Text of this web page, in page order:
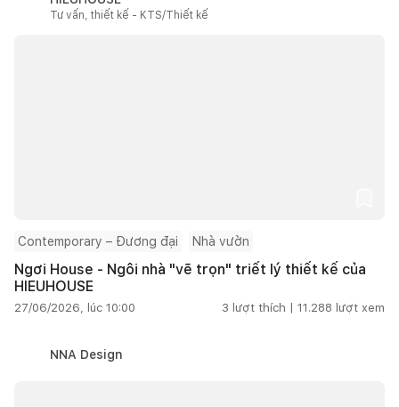
Tư vấn, thiết kế - KTS/Thiết kế
Contemporary – Đương đại Nhà vườn
Ngơi House - Ngôi nhà "vẽ trọn" triết lý thiết kế của
HIEUHOUSE
27/06/2026, lúc 10:00 3 lượt thích | 11.288 lượt xem
NNA Design